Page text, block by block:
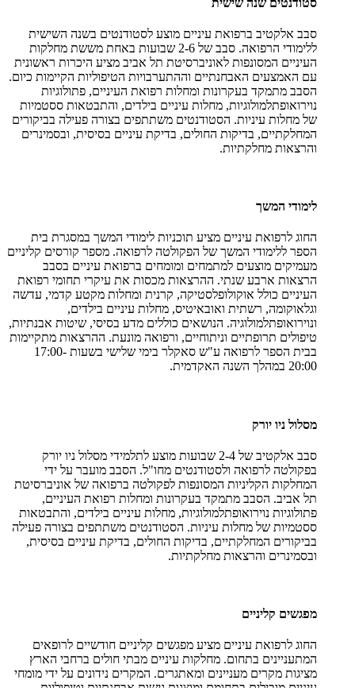
סבב אלקטיב ברפואת עיניים מוצע לסטודנטים בשנה השישית
ללימודי הרפואה. סבב של 2-6 שבועות באחת מששת מחלקות
העיניים המסונפות לאוניברסיטת תל אביב מציע היכרות ראשונית
עם האמצעים האבחנתיים וההתערבויות הטיפוליות הקיימות כיום.
הסבב מתמקד בעקרונות ומחלות רפואת העיניים, פתולוגיות
נוירואופתלמולוגיות, מחלות עיניים בילדים, והתבטאות ססטמיות
של מחלות עיניות. הסטודנטים משתתפים בצורה פעילה בביקורים
המחלקתיים, בדיקות החולים, בדיקת עיניים בסיסית, ובסמינרים
והרצאות מחלקתיות.
לימודי המשך
החוג לרפואת עיניים מציע תוכניות לימודי המשך במסגרת בית
הספר ללימודי המשך של הפקולטה לרפואה. מספר קורסים קליניים
מעמיקים מוצעים למתמחים ומומחים ברפואת עיניים בסבב
הרצאות ארבע שנתי. ההרצאות מכסות את עיקרי תחומי רפואת
העיניים כולל אוקולופלסטיקה, קרנית ומחלות מקטע קדמי, עדשה
וגלאוקומה, רשתית ואובאיטיס, מחלות עיניים בילדים,
ונוירואופתלמולוגיה. הנושאים כוללים מדע בסיסי, שיטות אבנתיות,
טיפולים תרופתיים וניתוחיים, ורפואה מונעת. ההרצאות מתקיימות
בבית הספר לרפואה ע"ש סאקלר בימי שלישי בשעות 17:00-
20:00 במהלך השנה האקדמית.
מסלול ניו יורק
סבב אלקטיב של 2-4 שבועות מוצע לתלמידי מסלול ניו יורק
בפקולטה לרפואה ולסטודנטים מחו"ל. הסבב מועבר על ידי
המחלקות הקליניות המסונפות לפקולטה ברפואה של אוניברסיטת
תל אביב. הסבב מתמקד בעקרונות ומחלות רפואת העיניים,
פתולוגיות נוירואופתלמולוגיות, מחלות עיניים בילדים, והתבטאות
ססטמיות של מחלות עיניות. הסטודנטים משתתפים בצורה פעילה
בביקורים המחלקתיים, בדיקות החולים, בדיקת עיניים בסיסית,
ובסמינרים והרצאות מחלקתיות.
מפגשים קליניים
החוג לרפואת עיניים מציע מפגשים קליניים חודשיים לרופאים
המתעניינים בתחום. מחלקות עיניים מבתי חולים ברחבי הארץ
מציגות מקרים מעניינים ומאתגרים. המקרים נידונים על ידי מומחי